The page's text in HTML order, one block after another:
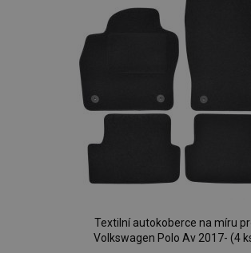
Textilní autokoberce na míru
Volkswagen Polo Av 2017- (4